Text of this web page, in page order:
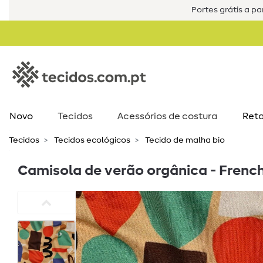
Portes grátis a
Novo Tecidos Acessórios de costura​
Tecidos Tecidos ecológicos Tecido de malha bio
Camisola de verão orgânica -